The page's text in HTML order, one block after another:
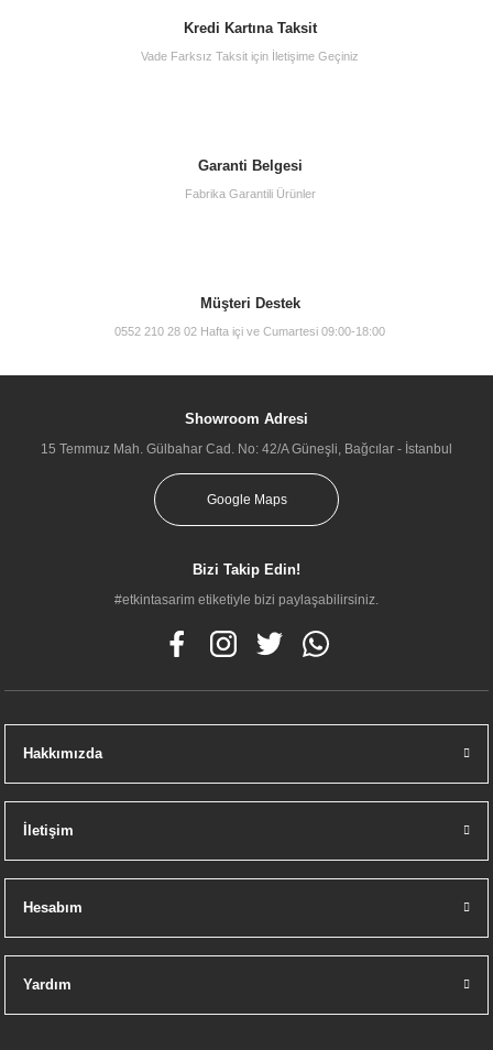
Kredi Kartına Taksit
Vade Farksız Taksit için İletişime Geçiniz
Garanti Belgesi
Fabrika Garantili Ürünler
Müşteri Destek
0552 210 28 02 Hafta içi ve Cumartesi 09:00-18:00
Showroom Adresi
15 Temmuz Mah. Gülbahar Cad. No: 42/A Güneşli, Bağcılar - İstanbul
Google Maps
Bizi Takip Edin!
#etkintasarim etiketiyle bizi paylaşabilirsiniz.
Hakkımızda
İletişim
Hesabım
Yardım